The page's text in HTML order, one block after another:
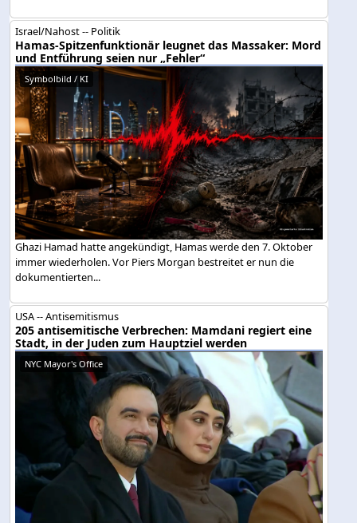
Israel/Nahost -- Politik
Hamas-Spitzenfunktionär leugnet das Massaker: Mord
und Entführung seien nur „Fehler“
Symbolbild / KI
Ghazi Hamad hatte angekündigt, Hamas werde den 7. Oktober
immer wiederholen. Vor Piers Morgan bestreitet er nun die
dokumentierten...
USA -- Antisemitismus
205 antisemitische Verbrechen: Mamdani regiert eine
Stadt, in der Juden zum Hauptziel werden
NYC Mayor's Office